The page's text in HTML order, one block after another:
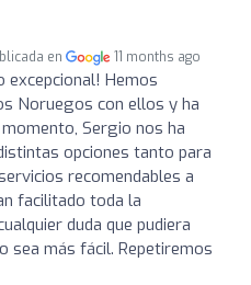
en 11 months ago
excepcional! Hemos
Noruegos con ellos y ha
Sergio nos ha
opciones tanto para
recomendables a
facilitado toda la
duda que pudiera
sea más fácil. Repetiremos